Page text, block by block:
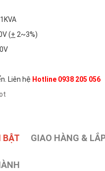
(+ 2~3%)
Liên hệ Hotline 0938 205 056
BẬT GIAO HÀNG &